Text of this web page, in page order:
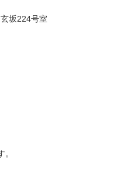
坂224号室